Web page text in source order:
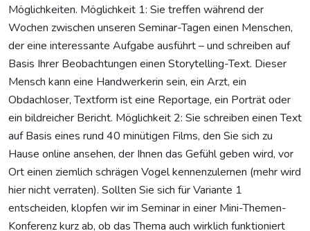
Möglichkeiten. Möglichkeit 1: Sie treffen während der
Wochen zwischen unseren Seminar-Tagen einen Menschen,
der eine interessante Aufgabe ausführt – und schreiben auf
Basis Ihrer Beobachtungen einen Storytelling-Text. Dieser
Mensch kann eine Handwerkerin sein, ein Arzt, ein
Obdachloser, Textform ist eine Reportage, ein Porträt oder
ein bildreicher Bericht. Möglichkeit 2: Sie schreiben einen Text
auf Basis eines rund 40 minütigen Films, den Sie sich zu
Hause online ansehen, der Ihnen das Gefühl geben wird, vor
Ort einen ziemlich schrägen Vogel kennenzulernen (mehr wird
hier nicht verraten). Sollten Sie sich für Variante 1
entscheiden, klopfen wir im Seminar in einer Mini-Themen-
Konferenz kurz ab, ob das Thema auch wirklich funktioniert